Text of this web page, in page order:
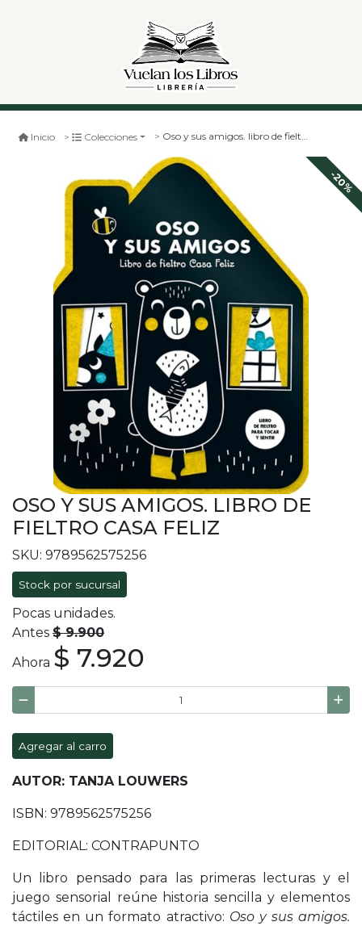
Inicio Colecciones Oso y sus amigos. libro de fieltro casa feliz
-20%
OSO Y SUS AMIGOS. LIBRO DE
FIELTRO CASA FELIZ
SKU: 9789562575256
Stock por sucursal
Pocas unidades.
Antes $ 9.900
Ahora $ 7.920
Agregar al carro
AUTOR: TANJA LOUWERS
ISBN: 9789562575256
EDITORIAL: CONTRAPUNTO
Un libro pensado para las primeras lecturas y el
juego sensorial reúne historia sencilla y elementos
táctiles en un formato atractivo: Oso y sus amigos.